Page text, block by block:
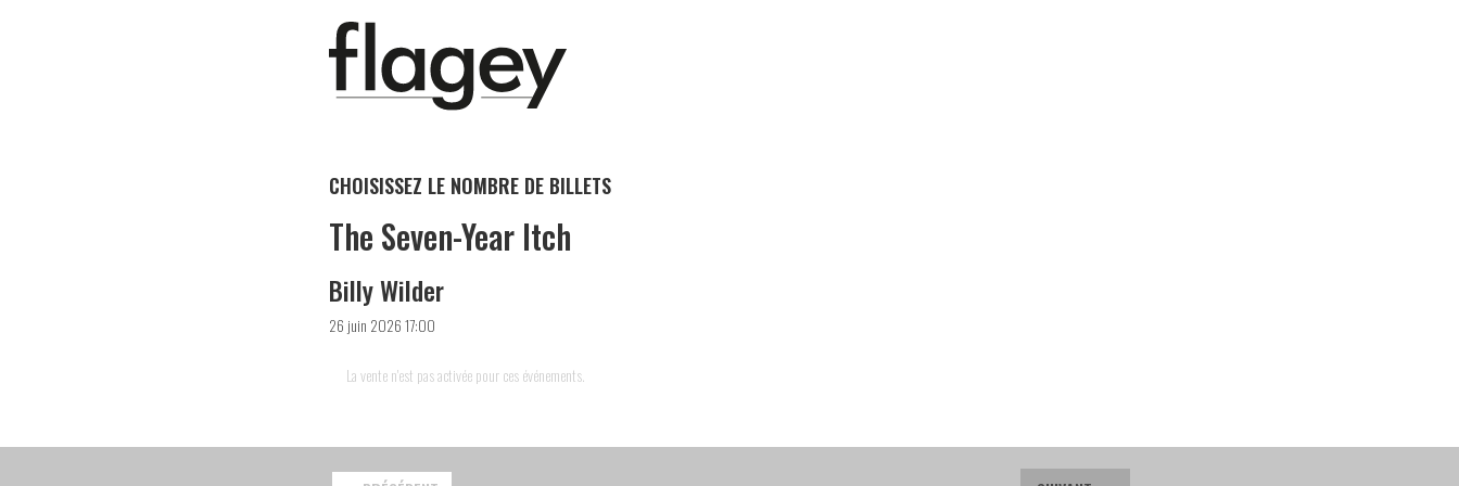
CHOISISSEZ LE NOMBRE DE BILLETS
The Seven-Year Itch
Billy Wilder
26 juin 2026 17:00
La vente n'est pas activée pour ces événements.